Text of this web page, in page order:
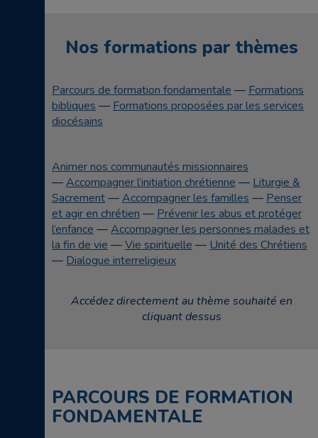
Nos formations par thèmes
Parcours de formation fondamentale — Formations
bibliques — Formations proposées par les services
diocésains
Animer nos communautés missionnaires
—Accompagner l’initiation chrétienne — Liturgie &
Sacrement—Accompagner les familles — Penser
et agir en chrétien — Prévenir les abus et protéger
l’enfance —Accompagner les personnes malades et
la fin de vie —Vie spirituelle — Unité des Chrétiens
— Dialogue interreligieux
Accédez directement au thème souhaité en
cliquant dessus
PARCOURS DE FORMATION
FONDAMENTALE